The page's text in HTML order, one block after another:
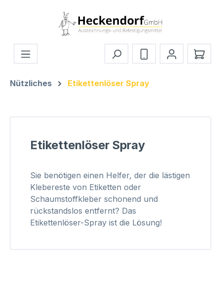
Zum Hauptinhalt springen
Nützliches Etikettenlöser Spray
Etikettenlöser Spray
Sie benötigen einen Helfer, der die lästigen
Klebereste von Etiketten oder
Schaumstoffkleber schonend und
rückstandslos entfernt? Das
Etikettenlöser-Spray ist die Lösung!